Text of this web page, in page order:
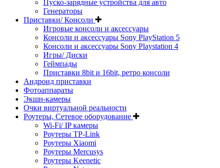
Пуско-зарядные устройства для авто
Генераторы
Приставки/ Консоли
Игровые консоли и аксессуары
Консоли и аксессуары Sony PlayStation 5
Консоли и аксессуары Sony Playstation 4
Игры/ Диски
Геймпады
Приставки 8bit и 16bit, ретро консоли
Андроид приставки
Фотоаппараты
Экшн-камеры
Очки виртуальной реальности
Роутеры, Сетевое оборудование
Wi-Fi/ IP камеры
Роутеры TP-Link
Роутеры Xiaomi
Роутеры Mercusys
Роутеры Keenetic